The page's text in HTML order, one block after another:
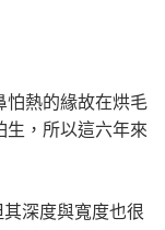
怕熱的緣故在烘毛
生，所以這六年來
深度與寬度也很